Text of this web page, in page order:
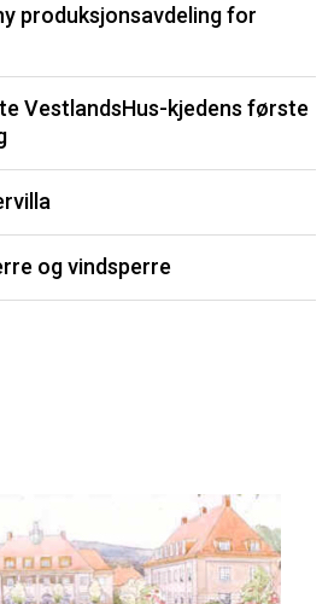
produksjonsavdeling for
VestlandsHus-kjedens første
og vindsperre